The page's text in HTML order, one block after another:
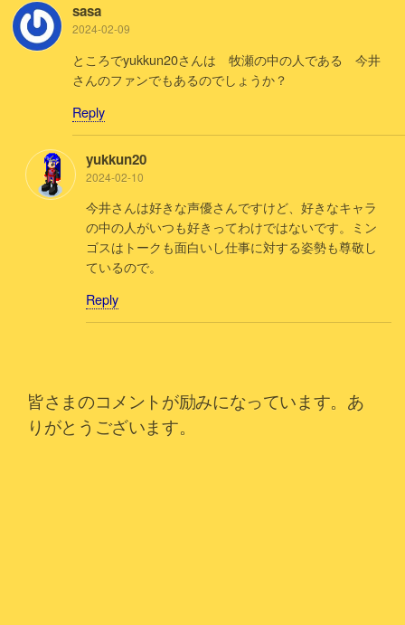
sasa
2024-02-09
ところでyukkun20さんは 牧瀬の中の人である 今井
さんのファンでもあるのでしょうか？
Reply
yukkun20
2024-02-10
今井さんは好きな声優さんですけど、好きなキャラ
の中の人がいつも好きってわけではないです。ミン
ゴスはトークも面白いし仕事に対する姿勢も尊敬し
ているので。
Reply
皆さまのコメントが励みになっています。あ
りがとうございます。